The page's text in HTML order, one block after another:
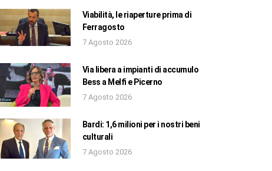
Viabilità, le riaperture prima di
Ferragosto
7 Agosto 2026
Via libera a impianti di accumulo
Bess a Melfi e Picerno
7 Agosto 2026
Bardi: 1,6 milioni per i nostri beni
culturali
7 Agosto 2026